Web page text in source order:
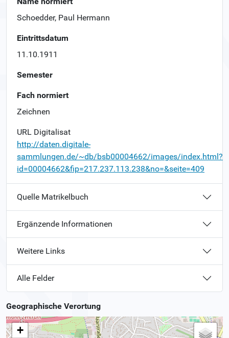
Schoedder, Paul Hermann
Eintrittsdatum
11.10.1911
Semester
Fach normiert
Zeichnen
URL Digitalisat
http://daten.digitale-
sammlungen.de/~db/bsb00004662/images/index.html?
id=00004662&fip=217.237.113.238&no=&seite=409
Quelle Matrikelbuch
Ergänzende Informationen
Weitere Links
Alle Felder
Geographische Verortung
+